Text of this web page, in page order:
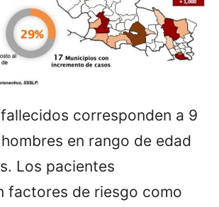
corresponden a 9
en rango de edad
Los pacientes
factores de riesgo como